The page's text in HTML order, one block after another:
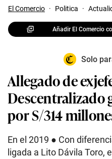
El Comercio · Politica ·
Añadir El Comercio
Solo
Allegado de
Descentralizado
por S/314
En el 2019 ● Con
ligada a Lito Dávila Toro,